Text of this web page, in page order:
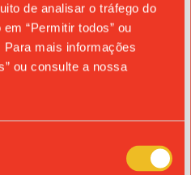
de analisar o tráfego do
“Permitir todos” ou
mais informações
ou consulte a nossa